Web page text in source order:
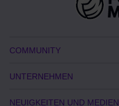
COMMUNITY
UNTERNEHMEN
NEUIGKEITEN UND MEDIEN